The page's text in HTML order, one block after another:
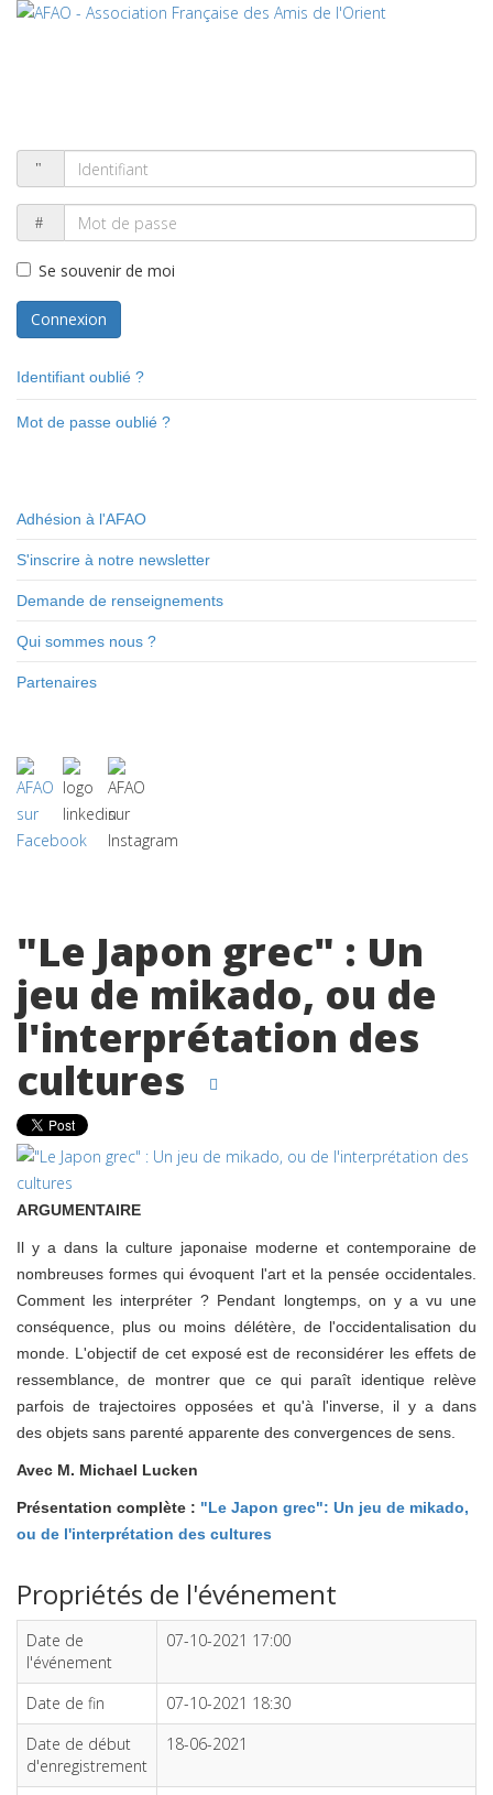
Se souvenir de moi
Connexion
Identifiant oublié ?
Mot de passe oublié ?
Adhésion à l'AFAO
S'inscrire à notre newsletter
Demande de renseignements
Qui sommes nous ?
Partenaires
"Le Japon grec" : Un
jeu de mikado, ou de
l'interprétation des
cultures
ARGUMENTAIRE
Il y a dans la culture japonaise moderne et contemporaine de
nombreuses formes qui évoquent l'art et la pensée occidentales.
Comment les interpréter ? Pendant longtemps, on y a vu une
conséquence, plus ou moins délétère, de l'occidentalisation du
monde. L'objectif de cet exposé est de reconsidérer les effets de
ressemblance, de montrer que ce qui paraît identique relève
parfois de trajectoires opposées et qu'à l'inverse, il y a dans
des objets sans parenté apparente des convergences de sens.
Avec M. Michael Lucken
Présentation complète : "Le Japon grec": Un jeu de mikado,
ou de l'interprétation des cultures
Propriétés de l'événement
Date de
l'événement
07-10-2021 17:00
Date de fin
07-10-2021 18:30
Date de début
d'enregistrement
18-06-2021